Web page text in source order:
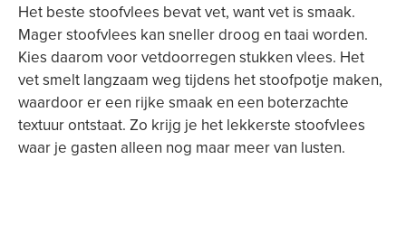
Het beste stoofvlees bevat vet, want vet is smaak.
Mager stoofvlees kan sneller droog en taai worden.
Kies daarom voor vetdoorregen stukken vlees. Het
vet smelt langzaam weg tijdens het stoofpotje maken,
waardoor er een rijke smaak en een boterzachte
textuur ontstaat. Zo krijg je het lekkerste stoofvlees
waar je gasten alleen nog maar meer van lusten.